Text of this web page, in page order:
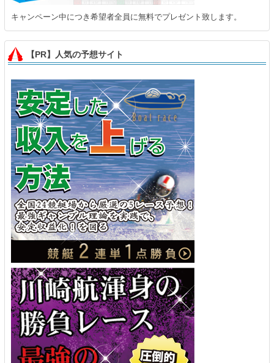
キャンペーン中につき希望者全員に無料でプレゼント致します。
【PR】人気の予想サイト